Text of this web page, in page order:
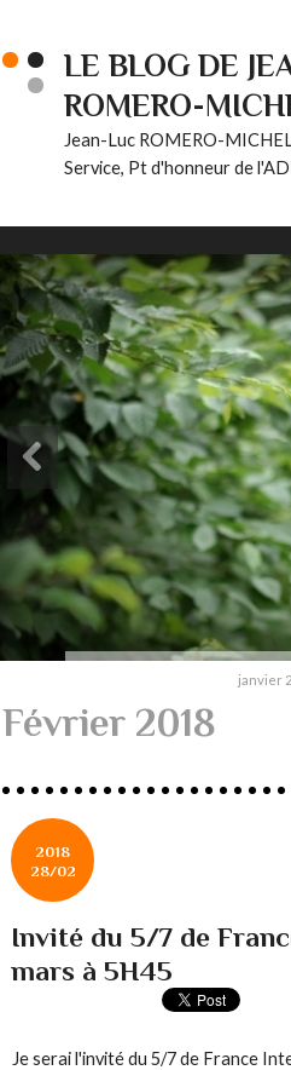
LE BLOG DE
ROMERO-
Jean-Luc ROMERO-
Service, Pt d'honneur de
janvier
Février 2018
2018
28/02
Invité du 5/7 de
mars à 5H45
Je serai l'invité du 5/7 de France